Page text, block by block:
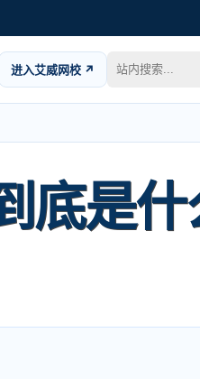
进入艾威网校 ↗
底是什